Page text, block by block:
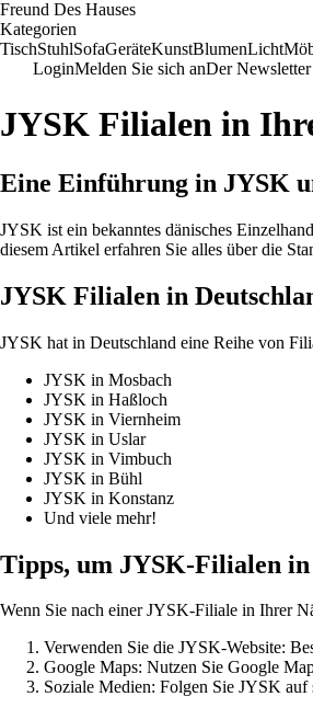
Freund Des Hauses
Kategorien
TischStuhlSofaGeräteKunstBlumenLicht
LoginMelden Sie sich anDer Newsletter
JYSK Filialen in
Eine Einführung in JYSK
JYSK ist ein bekanntes dänisches
diesem Artikel erfahren Sie alles über die
JYSK Filialen in
JYSK hat in Deutschland eine Reihe von
JYSK in Mosbach
JYSK in Haßloch
JYSK in Viernheim
JYSK in Uslar
JYSK in Vimbuch
JYSK in Bühl
JYSK in Konstanz
Und viele mehr!
Tipps, um JYSK-Filialen
Wenn Sie nach einer JYSK-Filiale in Ihrer
Verwenden Sie die JYSK-Website:
Google Maps: Nutzen Sie Google
Soziale Medien: Folgen Sie JYSK